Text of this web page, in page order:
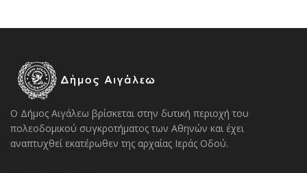
Ο Δήμος Αιγάλεω βρίσκεται στην δυτική περιοχή του
πολεοδομικού συγκροτήματος των Αθηνών και έχει
αναπτυχθεί εκατέρωθεν της αρχαίας Ιεράς Οδού.